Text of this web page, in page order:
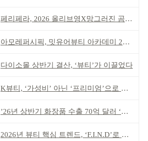
페리페라, 2026 올리브영X망그러진 곰 콜라보
아모레퍼시픽, 밋유어뷰티 아카데미 2기 발대식
다이소몰 상반기 결산, ‘뷰티’가 이끌었다
K뷰티, ‘가성비’ 아닌 ‘프리미엄’으로 승부걸어야
’26년 상반기 화장품 수출 70억 달러 ‘역대 최고’
2026년 뷰티 핵심 트렌드, ‘F.I.N.D’로 읽는다